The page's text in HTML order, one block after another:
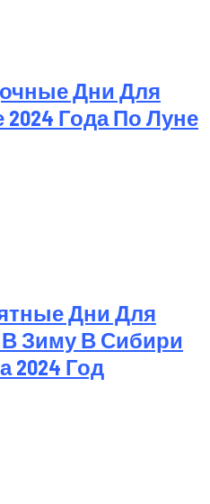
Дни Для
Года По Луне
Дни Для
Зиму В Сибири
2024 Год